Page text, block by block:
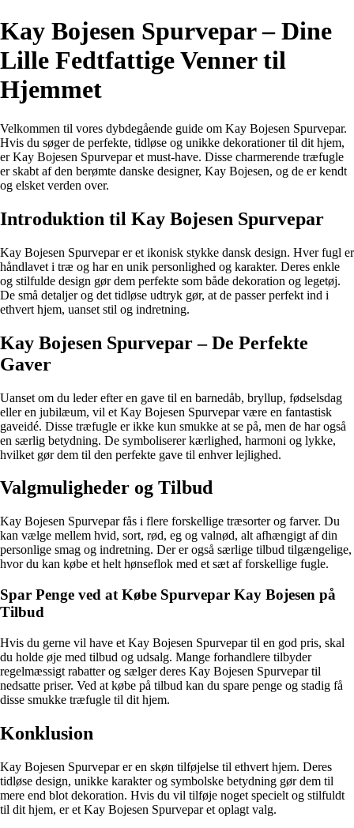
Kay Bojesen Spurvepar – Dine
Lille Fedtfattige Venner til
Hjemmet
Velkommen til vores dybdegående guide om Kay Bojesen Spurvepar.
Hvis du søger de perfekte, tidløse og unikke dekorationer til dit hjem,
er Kay Bojesen Spurvepar et must-have. Disse charmerende træfugle
er skabt af den berømte danske designer, Kay Bojesen, og de er kendt
og elsket verden over.
Introduktion til Kay Bojesen Spurvepar
Kay Bojesen Spurvepar er et ikonisk stykke dansk design. Hver fugl er
håndlavet i træ og har en unik personlighed og karakter. Deres enkle
og stilfulde design gør dem perfekte som både dekoration og legetøj.
De små detaljer og det tidløse udtryk gør, at de passer perfekt ind i
ethvert hjem, uanset stil og indretning.
Kay Bojesen Spurvepar – De Perfekte
Gaver
Uanset om du leder efter en gave til en barnedåb, bryllup, fødselsdag
eller en jubilæum, vil et Kay Bojesen Spurvepar være en fantastisk
gaveidé. Disse træfugle er ikke kun smukke at se på, men de har også
en særlig betydning. De symboliserer kærlighed, harmoni og lykke,
hvilket gør dem til den perfekte gave til enhver lejlighed.
Valgmuligheder og Tilbud
Kay Bojesen Spurvepar fås i flere forskellige træsorter og farver. Du
kan vælge mellem hvid, sort, rød, eg og valnød, alt afhængigt af din
personlige smag og indretning. Der er også særlige tilbud tilgængelige,
hvor du kan købe et helt hønseflok med et sæt af forskellige fugle.
Spar Penge ved at Købe Spurvepar Kay Bojesen på
Tilbud
Hvis du gerne vil have et Kay Bojesen Spurvepar til en god pris, skal
du holde øje med tilbud og udsalg. Mange forhandlere tilbyder
regelmæssigt rabatter og sælger deres Kay Bojesen Spurvepar til
nedsatte priser. Ved at købe på tilbud kan du spare penge og stadig få
disse smukke træfugle til dit hjem.
Konklusion
Kay Bojesen Spurvepar er en skøn tilføjelse til ethvert hjem. Deres
tidløse design, unikke karakter og symbolske betydning gør dem til
mere end blot dekoration. Hvis du vil tilføje noget specielt og stilfuldt
til dit hjem, er et Kay Bojesen Spurvepar et oplagt valg.